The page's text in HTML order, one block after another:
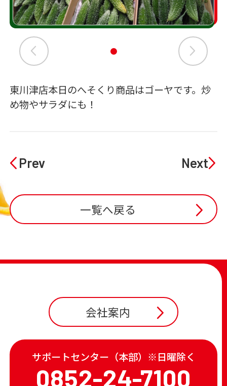
東川津店本日のへそくり商品はゴーヤです。炒
め物やサラダにも！
Prev Next
一覧へ戻る
会社案内
サポートセンター（本部）※日曜除く
0852-24-7100